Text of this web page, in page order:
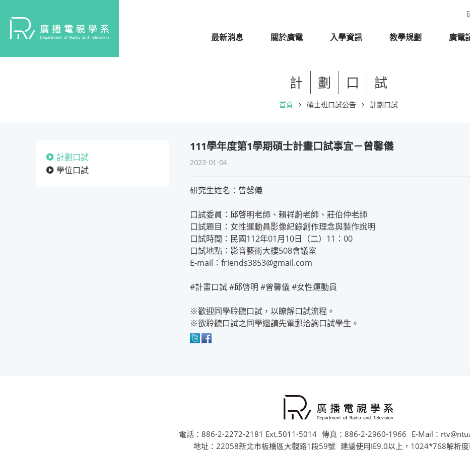
最新消息 關於廣電 入學資訊 教學規劃 廣電
計 劃 口 試
首頁 碩士班口試公告 計劃口試
計劃口試
學位口試
​111學年度第1學期碩士計畫口試事宜－曾馨儀
2023-01-04
研究生姓名：曾馨儀
口試委員：邱啓明老師、賴祥蔚老師、莊伯仲老師
口試題目：女性運動員影像紀錄創作理念與製作說明
口試時間：民國112年01月10日（二）11：00
口試地點：影音藝術大樓508會議室
E-mail：friends3853@gmail.com
#計畫口試 #邱啓明 #曾馨儀 #女性運動員
※歡迎同學聆聽口試，以瞭解口試流程。
※欲聆聽口試之同學還請先電郵洽詢口試學生。
電話：886-2-2272-2181 Ext.5011-5014 傳真：886-2-2960-1966 E-Mail：
地址：22058新北市板橋區大觀路1段59號 建議使用IE9.0以上，1024*768解析